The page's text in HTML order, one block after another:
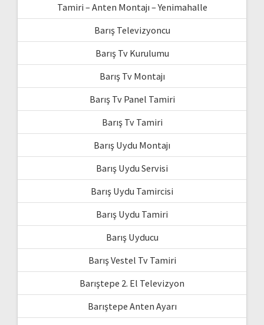
Tamiri – Anten Montajı – Yenimahalle
Barış Televizyoncu
Barış Tv Kurulumu
Barış Tv Montajı
Barış Tv Panel Tamiri
Barış Tv Tamiri
Barış Uydu Montajı
Barış Uydu Servisi
Barış Uydu Tamircisi
Barış Uydu Tamiri
Barış Uyducu
Barış Vestel Tv Tamiri
Barıştepe 2. El Televizyon
Barıştepe Anten Ayarı